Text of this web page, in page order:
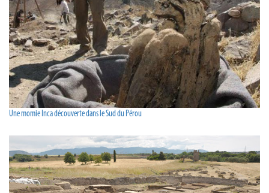
Une momie Inca découverte dans le Sud du Pérou